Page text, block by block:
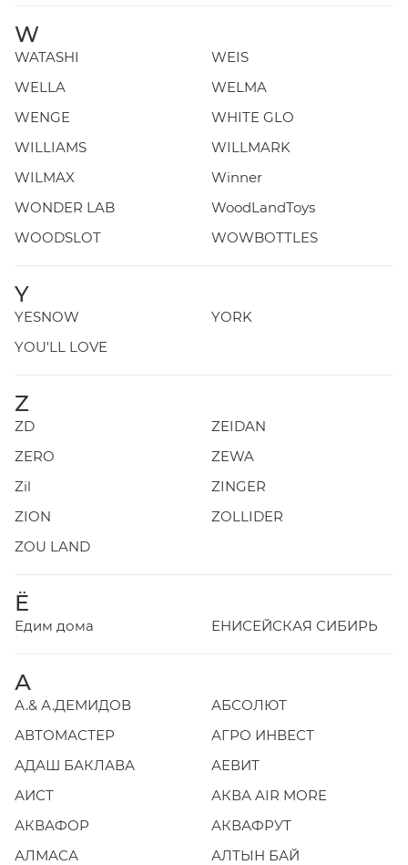
W
WATASHI
WEIS
WELLA
WELMA
WENGE
WHITE GLO
WILLIAMS
WILLMARK
WILMAX
Winner
WONDER LAB
WoodLandToys
WOODSLOT
WOWBOTTLES
Y
YESNOW
YORK
YOU'LL LOVE
Z
ZD
ZEIDAN
ZERO
ZEWA
Zil
ZINGER
ZION
ZOLLIDER
ZOU LAND
Ё
Едим дома ЕНИСЕЙСКАЯ СИБИРЬ
А
А.& А.ДЕМИДОВ
АБСОЛЮТ
АВТОМАСТЕР
АГРО ИНВЕСТ
АДАШ БАКЛАВА
АЕВИТ
АИСТ
АКВА AIR MORE
АКВАФОР
АКВАФРУТ
АЛМАСА
АЛТЫН БАЙ